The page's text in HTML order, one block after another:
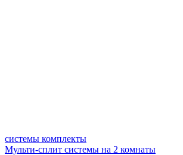
системы комплекты
Мульти-сплит системы на 2 комнаты